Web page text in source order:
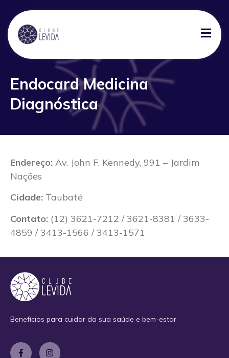
Endocard Medicina
Diagnóstica
Endereço: Av. John F. Kennedy, 991 – Jardim
Nações
Cidade: Taubaté
Contato: (12) 3621-7212 / 3621-8381 / 3633-
4859 / 3413-1566 / 3413-1571
Benefícios para cuidar da sua saúde e bem-estar